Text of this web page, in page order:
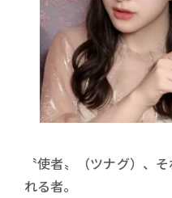
〝使者〟（ツナグ）、
れる者。